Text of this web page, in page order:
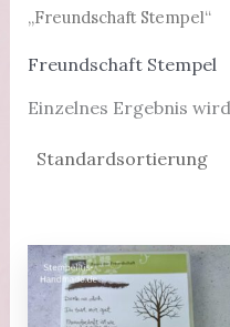
„Freundschaft Stempel“
Freundschaft Stempel
Einzelnes Ergebnis